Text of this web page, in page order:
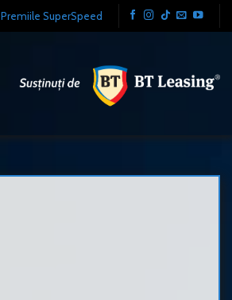
Premiile SuperSpeed